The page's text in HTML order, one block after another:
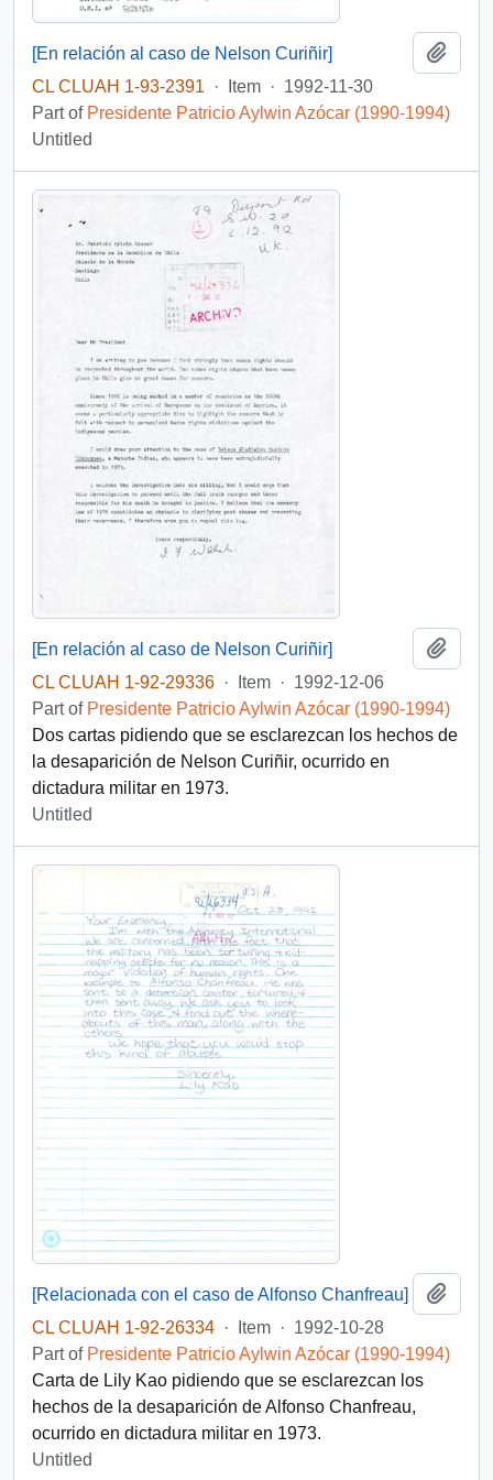
[En relación al caso de Nelson Curiñir]
CL CLUAH 1-93-2391
· Item · 1992-11-30
Part of Presidente Patricio Aylwin Azócar (1990-1994)
Untitled
[En relación al caso de Nelson Curiñir]
CL CLUAH 1-92-29336 · Item · 1992-12-06
Part of Presidente Patricio Aylwin Azócar (1990-1994)
Dos cartas pidiendo que se esclarezcan los hechos de
la desaparición de Nelson Curiñir, ocurrido en
dictadura militar en 1973.
Untitled
[Relacionada con el caso de Alfonso Chanfreau]
CL CLUAH 1-92-26334 · Item · 1992-10-28
Part of Presidente Patricio Aylwin Azócar (1990-1994)
Carta de Lily Kao pidiendo que se esclarezcan los
hechos de la desaparición de Alfonso Chanfreau,
ocurrido en dictadura militar en 1973.
Untitled